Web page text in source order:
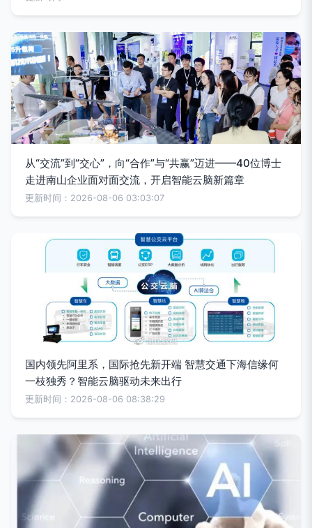
从“交流”到“交心”，向“合作”与“共赢”迈进——40位博士
走进南山企业面对面交流，开启智能云脑新篇章
更新时间：2026-08-06 03:03:07
国内领先阿里系，国际抢先新开端 智慧交通下海信缘何
一枝独秀？智能云脑驱动未来出行
更新时间：2026-08-06 08:38:29